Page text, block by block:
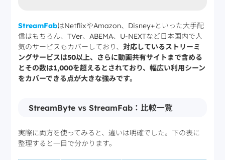
StreamFabはNetflixやAmazon、Disney+といった大手配
信はもちろん、TVer、ABEMA、U-NEXTなど日本国内で人
気のサービスもカバーしており、対応しているストリーミ
ングサービスは50以上、さらに動画共有サイトまで含める
とその数は1,000を超えるとされており、幅広い利用シーン
をカバーできる点が大きな強みです。
StreamByte vs StreamFab：比較一覧
実際に両方を使ってみると、違いは明確でした。下の表に
整理すると一目で分かります。